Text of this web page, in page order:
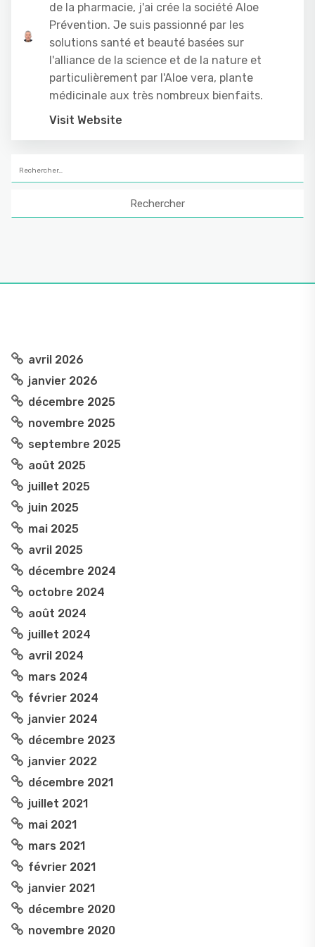
de la pharmacie, j'ai crée la société Aloe
Prévention. Je suis passionné par les
solutions santé et beauté basées sur
l'alliance de la science et de la nature et
particulièrement par l'Aloe vera, plante
médicinale aux très nombreux bienfaits.
Visit Website
avril 2026
janvier 2026
décembre 2025
novembre 2025
septembre 2025
août 2025
juillet 2025
juin 2025
mai 2025
avril 2025
décembre 2024
octobre 2024
août 2024
juillet 2024
avril 2024
mars 2024
février 2024
janvier 2024
décembre 2023
janvier 2022
décembre 2021
juillet 2021
mai 2021
mars 2021
février 2021
janvier 2021
décembre 2020
novembre 2020